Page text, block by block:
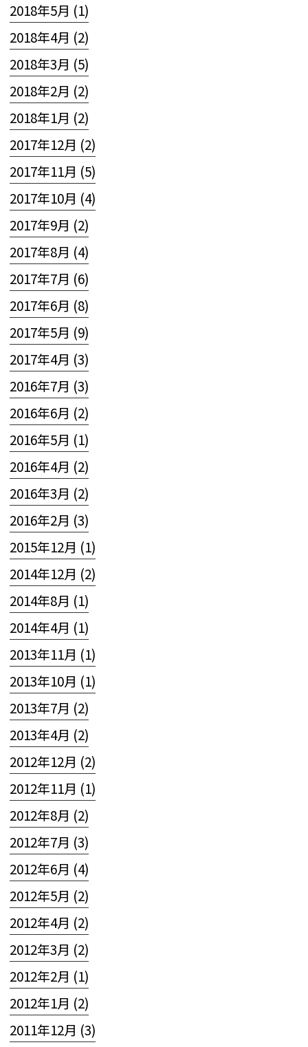
2018年5月 (1)
2018年4月 (2)
2018年3月 (5)
2018年2月 (2)
2018年1月 (2)
2017年12月 (2)
2017年11月 (5)
2017年10月 (4)
2017年9月 (2)
2017年8月 (4)
2017年7月 (6)
2017年6月 (8)
2017年5月 (9)
2017年4月 (3)
2016年7月 (3)
2016年6月 (2)
2016年5月 (1)
2016年4月 (2)
2016年3月 (2)
2016年2月 (3)
2015年12月 (1)
2014年12月 (2)
2014年8月 (1)
2014年4月 (1)
2013年11月 (1)
2013年10月 (1)
2013年7月 (2)
2013年4月 (2)
2012年12月 (2)
2012年11月 (1)
2012年8月 (2)
2012年7月 (3)
2012年6月 (4)
2012年5月 (2)
2012年4月 (2)
2012年3月 (2)
2012年2月 (1)
2012年1月 (2)
2011年12月 (3)